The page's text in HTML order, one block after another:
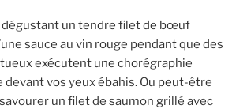
dégustant un tendre filet de bœuf
sauce au vin rouge pendant que des
exécutent une chorégraphie
vos yeux ébahis. Ou peut-être
un filet de saumon grillé avec